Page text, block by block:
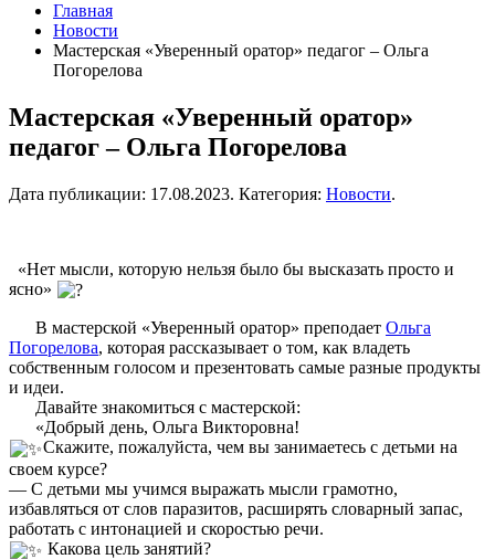
Главная
Новости
Мастерская «Уверенный оратор» педагог – Ольга
Погорелова
Мастерская «Уверенный оратор»
педагог – Ольга Погорелова
Дата публикации: 17.08.2023. Категория: Новости.
«Нет мысли, которую нельзя было бы высказать просто и
ясно»
В мастерской «Уверенный оратор» преподает Ольга
Погорелова, которая рассказывает о том, как владеть
собственным голосом и презентовать самые разные продукты
и идеи.
Давайте знакомиться с мастерской:
«Добрый день, Ольга Викторовна!
Скажите, пожалуйста, чем вы занимаетесь с детьми на
своем курсе?
— С детьми мы учимся выражать мысли грамотно,
избавляться от слов паразитов, расширять словарный запас,
работать с интонацией и скоростью речи.
Какова цель занятий?